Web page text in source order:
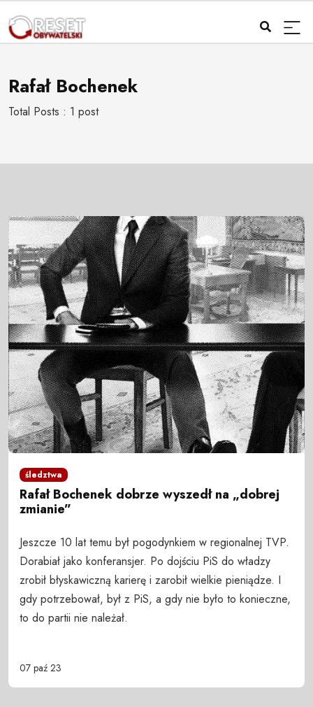
Rafał Bochenek
Total Posts : 1 post
śledztwa
Rafał Bochenek dobrze wyszedł na „dobrej
zmianie”
Jeszcze 10 lat temu był pogodynkiem w regionalnej TVP.
Dorabiał jako konferansjer. Po dojściu PiS do władzy
zrobił błyskawiczną karierę i zarobił wielkie pieniądze. I
gdy potrzebował, był z PiS, a gdy nie było to konieczne,
to do partii nie należał.
07 paź 23